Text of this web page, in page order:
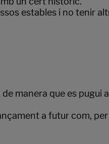
estables i no tenir
manera que es pugui
a futur com, per